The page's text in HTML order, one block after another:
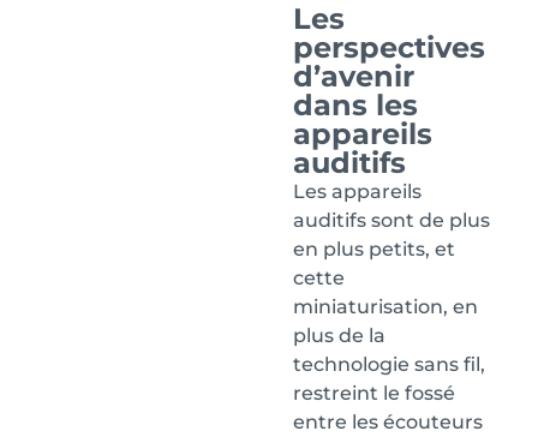
Les
perspectives
d’avenir
dans les
appareils
auditifs
Les appareils
auditifs sont de plus
en plus petits, et
cette
miniaturisation, en
plus de la
technologie sans fil,
restreint le fossé
entre les écouteurs